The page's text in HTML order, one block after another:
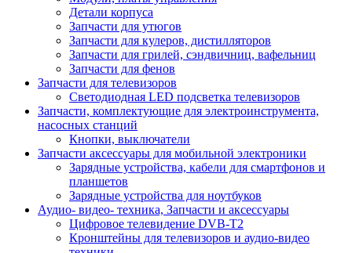
Детали корпуса
Запчасти для утюгов
Запчасти для кулеров, дистилляторов
Запчасти для грилей, сэндвичниц, вафельниц
Запчасти для фенов
Запчасти для телевизоров
Светодиодная LED подсветка телевизоров
Запчасти, комплектующие для электроинструмента,
насосных станций
Кнопки, выключатели
Запчасти аксессуары для мобильной электроники
Зарядные устройства, кабели для смартфонов и
планшетов
Зарядные устройства для ноутбуков
Аудио- видео- техника, Запчасти и аксессуары
Цифровое телевидение DVB-T2
Кронштейны для телевизоров и аудио-видео